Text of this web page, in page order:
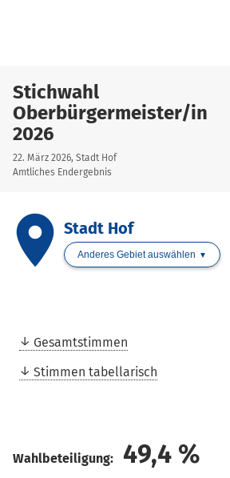
Stichwahl
Oberbürgermeister/in
2026
22. März 2026, Stadt Hof
Amtliches Endergebnis
placeStadt Hof
Anderes Gebiet auswählen
Gesamtstimmen
Stimmen tabellarisch
Wahlbeteiligung: 49,4 %